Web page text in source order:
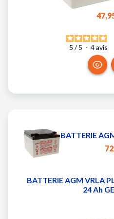
5 / 5 - 4avis
BATTERIE
BATTERIE AGM VRLA
24 Ah